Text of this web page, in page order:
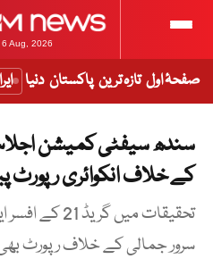
6 Aug, 2026
صفحۂ اول تازہ ترین پاکستان دنیا
کے خلاف انکوائری
تحقیقات میں
سرور جمالی کے خلاف رپورٹ